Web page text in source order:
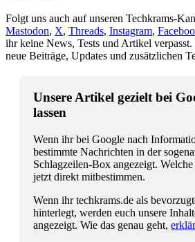
Folgt uns auch auf unseren Techkrams-
Mastodon, X, Threads, Instagram,
ihr keine News, Tests und Artikel
neue Beiträge, Updates und zusätzlichen
Unsere Artikel gezielt bei
lassen
Wenn ihr bei Google nach
bestimmte Nachrichten in der
Schlagzeilen-Box angezeigt.
jetzt direkt mitbestimmen.
Wenn ihr techkrams.de als
hinterlegt, werden euch unsere
angezeigt. Wie das genau geht,